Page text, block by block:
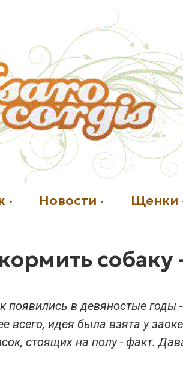
Новости Щенки
собаку
появились в девяностые
всего, идея была взята у
стоящих на полу - факт.